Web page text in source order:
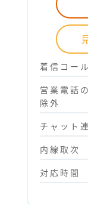
着信コー
営業電話
除外
チャット
内線取次
対応時間